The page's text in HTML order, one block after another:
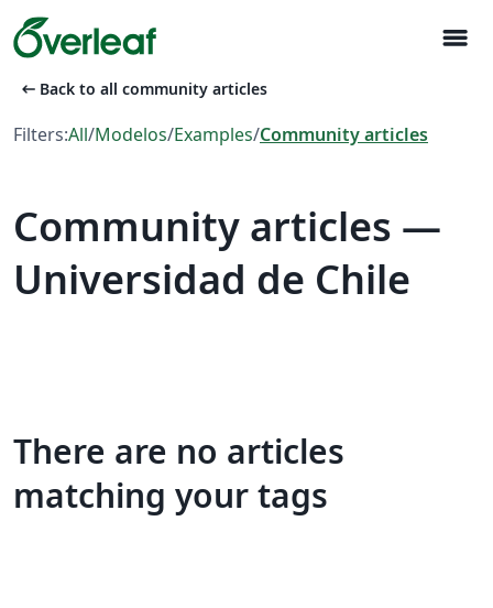
menu
arrow_left_alt Back to all community articles
Filters:All/Modelos/Examples/Community articles
Community articles —
Universidad de Chile
There are no articles
matching your tags